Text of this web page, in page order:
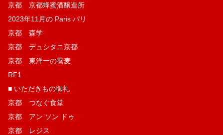
京都 京都蜂蜜酒醸造所
2023年11月の Paris パリ
京都 森学
京都 デュシタニ京都
京都 東洋一の蕎麦
RF1
■ いただきもの御礼
京都 つなぐ食堂
京都 アン ソン ドゥ
京都 レジス